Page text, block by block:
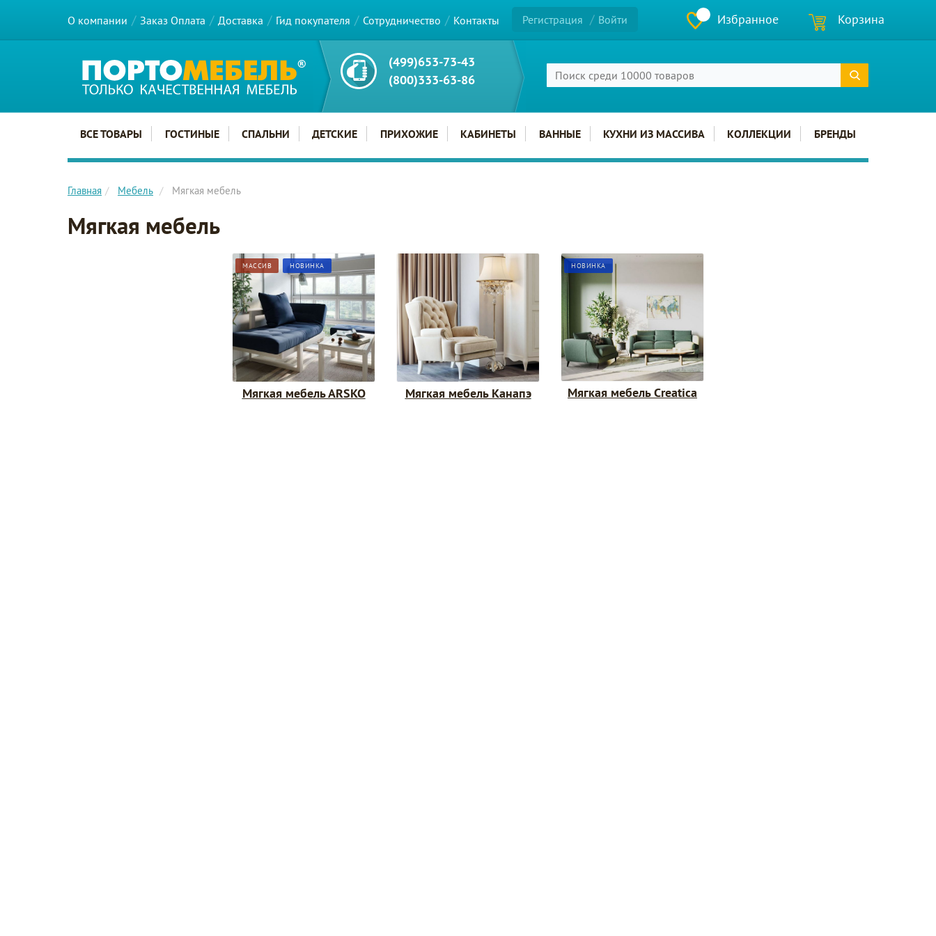
О компании Заказ Оплата Доставка Гид покупателя Сотрудничество Контакты Регистрация Войти Избранное Корзина
(499)653-73-43
(800)333-63-86
Главное меню сайта
ВСЕ ТОВАРЫ ГОСТИНЫЕ СПАЛЬНИ ДЕТСКИЕ ПРИХОЖИЕ КАБИНЕТЫ ВАННЫЕ КУХНИ ИЗ МАССИВА КОЛЛЕКЦИИ БРЕНДЫ
Главная Мебель Мягкая мебель
Мягкая мебель
МАССИВ НОВИНКА
Мягкая мебель АRSKO Мягкая мебель Канапэ
НОВИНКА
Мягкая мебель Creatica